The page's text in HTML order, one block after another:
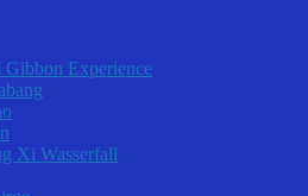
Experience
Xi Wasserfall